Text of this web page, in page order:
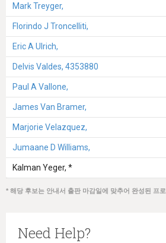
Mark Treyger,
Florindo J Troncelliti,
Eric A Ulrich,
Delvis Valdes, 4353880
Paul A Vallone,
James Van Bramer,
Marjorie Velazquez,
Jumaane D Williams,
Kalman Yeger, *
* 해당 후보는 안내서 출판 마감일에 맞추어 완성된 프
Need Help?